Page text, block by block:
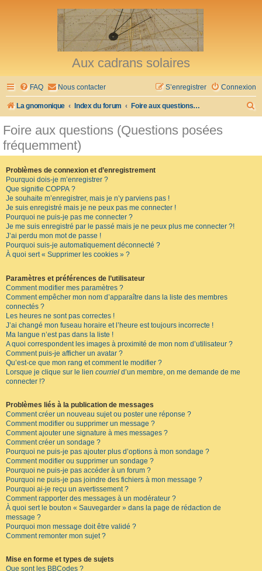
Aux cadrans solaires
FAQ Nous contacter Connexion
S’enregistrer
La gnomonique Index du forum Foire aux questions (Questions posées fréquemment)
Foire aux questions (Questions posées
fréquemment)
Problèmes de connexion et d’enregistrement
Pourquoi dois-je m’enregistrer ?
Que signifie COPPA ?
Je souhaite m’enregistrer, mais je n’y parviens pas !
Je suis enregistré mais je ne peux pas me connecter !
Pourquoi ne puis-je pas me connecter ?
Je me suis enregistré par le passé mais je ne peux plus me connecter ?!
J’ai perdu mon mot de passe !
Pourquoi suis-je automatiquement déconnecté ?
À quoi sert « Supprimer les cookies » ?
Paramètres et préférences de l’utilisateur
Comment modifier mes paramètres ?
Comment empêcher mon nom d’apparaître dans la liste des membres
connectés ?
Les heures ne sont pas correctes !
J’ai changé mon fuseau horaire et l’heure est toujours incorrecte !
Ma langue n’est pas dans la liste !
A quoi correspondent les images à proximité de mon nom d’utilisateur ?
Comment puis-je afficher un avatar ?
Qu’est-ce que mon rang et comment le modifier ?
Lorsque je clique sur le lien courriel d’un membre, on me demande de me
connecter !?
Problèmes liés à la publication de messages
Comment créer un nouveau sujet ou poster une réponse ?
Comment modifier ou supprimer un message ?
Comment ajouter une signature à mes messages ?
Comment créer un sondage ?
Pourquoi ne puis-je pas ajouter plus d’options à mon sondage ?
Comment modifier ou supprimer un sondage ?
Pourquoi ne puis-je pas accéder à un forum ?
Pourquoi ne puis-je pas joindre des fichiers à mon message ?
Pourquoi ai-je reçu un avertissement ?
Comment rapporter des messages à un modérateur ?
À quoi sert le bouton « Sauvegarder » dans la page de rédaction de
message ?
Pourquoi mon message doit être validé ?
Comment remonter mon sujet ?
Mise en forme et types de sujets
Que sont les BBCodes ?